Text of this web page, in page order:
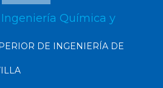
Química y
DE INGENIERÍA DE